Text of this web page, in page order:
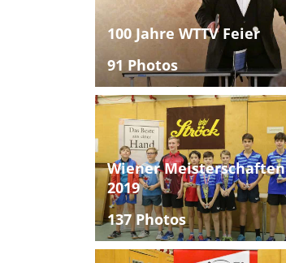
100 Jahre WTTV Feier
91 Photos
Wiener Meisterschaften
2019
137 Photos